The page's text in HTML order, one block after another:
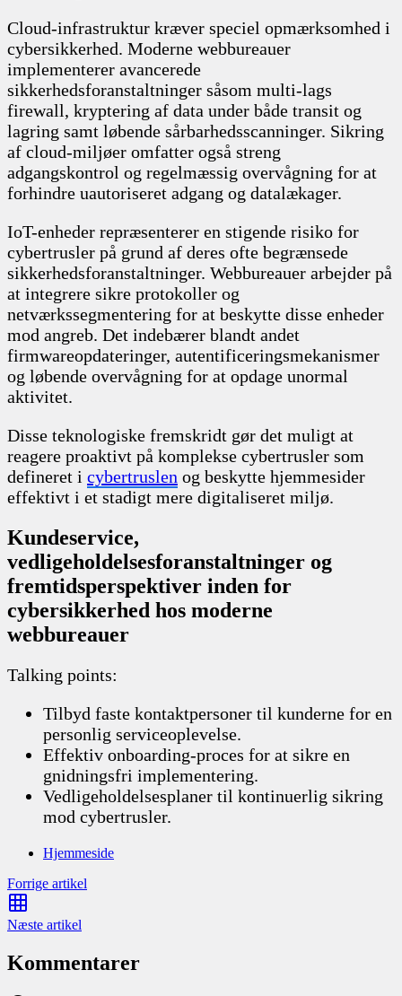
Cloud-infrastruktur kræver speciel opmærksomhed i
cybersikkerhed. Moderne webbureauer
implementerer avancerede
sikkerhedsforanstaltninger såsom multi-lags
firewall, kryptering af data under både transit og
lagring samt løbende sårbarhedsscanninger. Sikring
af cloud-miljøer omfatter også streng
adgangskontrol og regelmæssig overvågning for at
forhindre uautoriseret adgang og datalækager.
IoT-enheder repræsenterer en stigende risiko for
cybertrusler på grund af deres ofte begrænsede
sikkerhedsforanstaltninger. Webbureauer arbejder på
at integrere sikre protokoller og
netværkssegmentering for at beskytte disse enheder
mod angreb. Det indebærer blandt andet
firmwareopdateringer, autentificeringsmekanismer
og løbende overvågning for at opdage unormal
aktivitet.
Disse teknologiske fremskridt gør det muligt at
reagere proaktivt på komplekse cybertrusler som
defineret i cybertruslen og beskytte hjemmesider
effektivt i et stadigt mere digitaliseret miljø.
Kundeservice,
vedligeholdelsesforanstaltninger og
fremtidsperspektiver inden for
cybersikkerhed hos moderne
webbureauer
Talking points:
Tilbyd faste kontaktpersoner til kunderne for en
personlig serviceoplevelse.
Effektiv onboarding-proces for at sikre en
gnidningsfri implementering.
Vedligeholdelsesplaner til kontinuerlig sikring
mod cybertrusler.
Hjemmeside
Forrige artikel
Næste artikel
Kommentarer